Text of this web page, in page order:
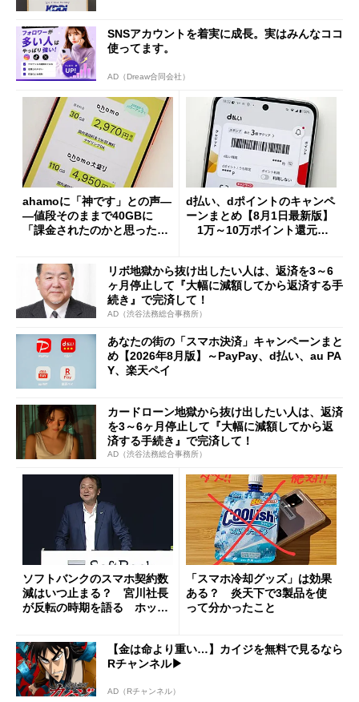
SNSアカウントを着実に成長。実はみんなココ
使ってます。
AD（Dreaw合同会社）
ahamoに「神です」との声―
―値段そのままで40GBに
「課金されたのかと思った」
d払い、dポイントのキャンペ
ーンまとめ【8月1日最新版】
1万～10万ポイント還元の
リボ地獄から抜け出したい人は、返済を3～6
ヶ月停止して『大幅に減額してから返済する手
続き』で完済して！
AD（渋谷法務総合事務所）
あなたの街の「スマホ決済」キャンペーンまと
め【2026年8月版】～PayPay、d払い、au PA
Y、楽天ペイ
カードローン地獄から抜け出したい人は、返済
を3～6ヶ月停止して『大幅に減額してから返
済する手続き』で完済して！
AD（渋谷法務総合事務所）
ソフトバンクのスマホ契約数
減はいつ止まる？ 宮川社長
が反転の時期を語る ホッピ
「スマホ冷却グッズ」は効果
ある？ 炎天下で3製品を使
って分かったこと
【金は命より重い…】カイジを無料で見るなら
Rチャンネル▶︎
AD（Rチャンネル）